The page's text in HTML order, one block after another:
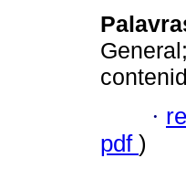
·
pdf )